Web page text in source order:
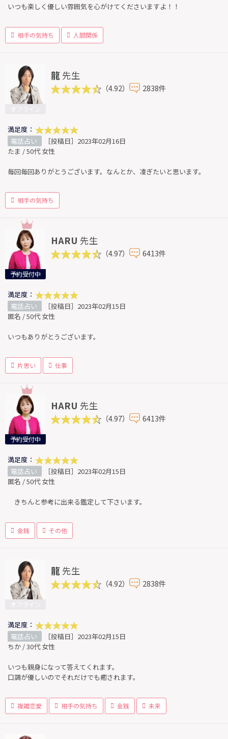
いつも楽しく優しい雰囲気を心がけてくださいますよ！！
相手の気持ち 人間関係
龍 先生
（4.92） 2838件
満足度：
電話占い
［投稿日］2023年02月16日
たま / 50代 女性
毎回毎回ありがとうございます。なんとか、凌ぎたいと思います。
相手の気持ち
予約受付中
HARU 先生
（4.97） 6413件
満足度：
電話占い
［投稿日］2023年02月15日
匿名 / 50代 女性
いつもありがとうございます。
片思い 仕事
予約受付中
HARU 先生
（4.97） 6413件
満足度：
電話占い
［投稿日］2023年02月15日
匿名 / 50代 女性
きちんと参考に出来る鑑定して下さいます。
金銭 その他
龍 先生
（4.92） 2838件
満足度：
電話占い
［投稿日］2023年02月15日
ちか / 30代 女性
いつも親身になって答えてくれます。
口調が優しいのでそれだけでも癒されます。
複雑恋愛 相手の気持ち 金銭 未来